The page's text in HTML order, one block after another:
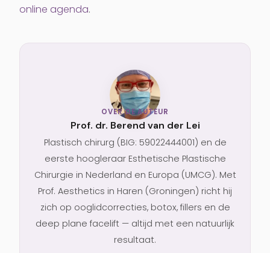
online agenda.
OVER DE AUTEUR
Prof. dr. Berend van der Lei
Plastisch chirurg (BIG: 59022444001) en de
eerste hoogleraar Esthetische Plastische
Chirurgie in Nederland en Europa (UMCG). Met
Prof. Aesthetics in Haren (Groningen) richt hij
zich op ooglidcorrecties, botox, fillers en de
deep plane facelift — altijd met een natuurlijk
resultaat.